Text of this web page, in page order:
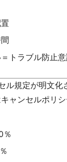
トラブル防止
規定が明文化
ャンセルポリシ
％